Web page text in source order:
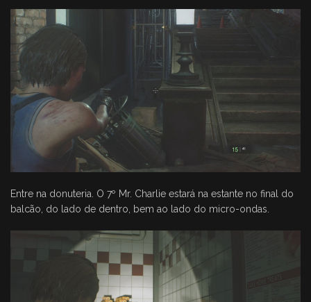
Entre na donuteria. O 7º Mr. Charlie estará na estante no final do
balcão, do lado de dentro, bem ao lado do micro-ondas.